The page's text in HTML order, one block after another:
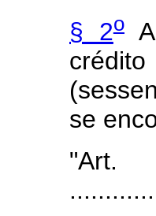
§ 2oA
se